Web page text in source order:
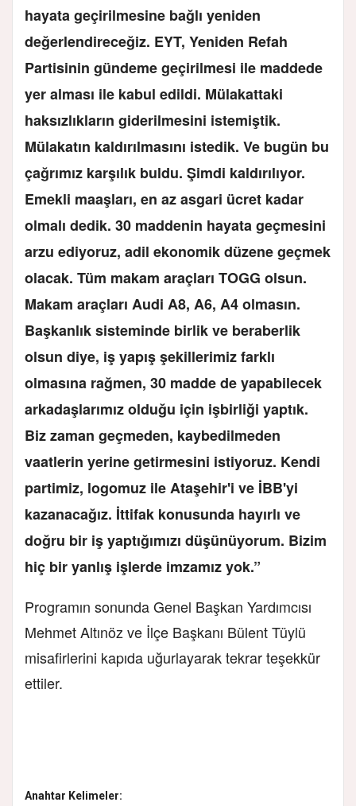
hayata geçirilmesine bağlı yeniden
değerlendireceğiz. EYT, Yeniden Refah
Partisinin gündeme geçirilmesi ile maddede
yer alması ile kabul edildi. Mülakattaki
haksızlıkların giderilmesini istemiştik.
Mülakatın kaldırılmasını istedik. Ve bugün bu
çağrımız karşılık buldu. Şimdi kaldırılıyor.
Emekli maaşları, en az asgari ücret kadar
olmalı dedik. 30 maddenin hayata geçmesini
arzu ediyoruz, adil ekonomik düzene geçmek
olacak. Tüm makam araçları TOGG olsun.
Makam araçları Audi A8, A6, A4 olmasın.
Başkanlık sisteminde birlik ve beraberlik
olsun diye, iş yapış şekillerimiz farklı
olmasına rağmen, 30 madde de yapabilecek
arkadaşlarımız olduğu için işbirliği yaptık.
Biz zaman geçmeden, kaybedilmeden
vaatlerin yerine getirmesini istiyoruz. Kendi
partimiz, logomuz ile Ataşehir'i ve İBB'yi
kazanacağız. İttifak konusunda hayırlı ve
doğru bir iş yaptığımızı düşünüyorum. Bizim
hiç bir yanlış işlerde imzamız yok.”
Programın sonunda Genel Başkan Yardımcısı
Mehmet Altınöz ve İlçe Başkanı Bülent Tüylü
misafirlerini kapıda uğurlayarak tekrar teşekkür
ettiler.
Anahtar Kelimeler: